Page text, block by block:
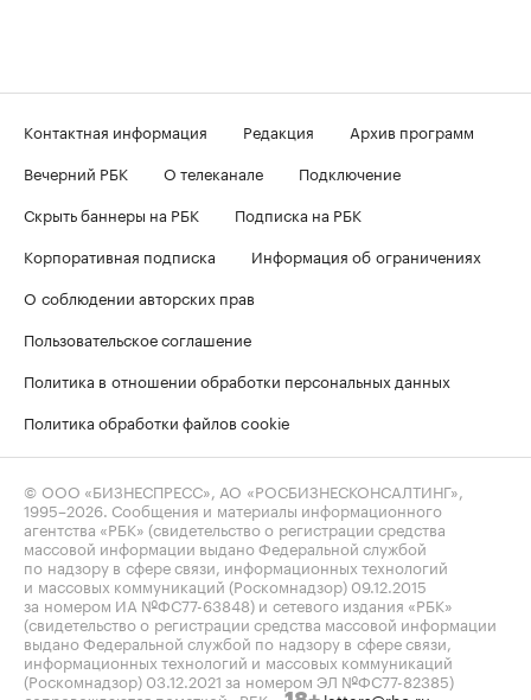
Контактная информация Редакция
Архив программ
Вечерний РБК
О телеканале
Подключение
Скрыть баннеры на РБК
Подписка на РБК
Корпоративная подписка
Информация об ограничениях
О соблюдении авторских прав
Пользовательское соглашение
Политика в отношении обработки персональных данных
Политика обработки файлов cookie
© ООО «БИЗНЕСПРЕСС», АО «РОСБИЗНЕСКОНСАЛТИНГ»,
1995–2026 . Сообщения и материалы информационного
агентства «РБК» (свидетельство о регистрации средства
массовой информации выдано Федеральной службой
по надзору в сфере связи, информационных технологий
и массовых коммуникаций (Роскомнадзор) 09.12.2015
за номером ИА №ФС77-63848) и сетевого издания «РБК»
(свидетельство о регистрации средства массовой информации
выдано Федеральной службой по надзору в сфере связи,
информационных технологий и массовых коммуникаций
(Роскомнадзор) 03.12.2021 за номером ЭЛ №ФС77-82385)